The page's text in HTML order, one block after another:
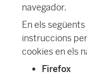
navegador.
En els
instruccions
cookies en els
Firefox